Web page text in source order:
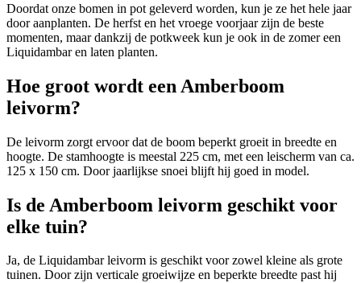
Doordat onze bomen in pot geleverd worden, kun je ze het hele jaar
door aanplanten. De herfst en het vroege voorjaar zijn de beste
momenten, maar dankzij de potkweek kun je ook in de zomer een
Liquidambar en laten planten.
Hoe groot wordt een Amberboom
leivorm?
De leivorm zorgt ervoor dat de boom beperkt groeit in breedte en
hoogte. De stamhoogte is meestal 225 cm, met een leischerm van ca.
125 x 150 cm. Door jaarlijkse snoei blijft hij goed in model.
Is de Amberboom leivorm geschikt voor
elke tuin?
Ja, de Liquidambar leivorm is geschikt voor zowel kleine als grote
tuinen. Door zijn verticale groeiwijze en beperkte breedte past hij